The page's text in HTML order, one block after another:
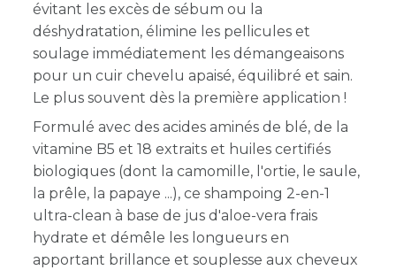
évitant les excès de sébum ou la
déshydratation, élimine les pellicules et
soulage immédiatement les démangeaisons
pour un cuir chevelu apaisé, équilibré et sain.
Le plus souvent dès la première application !
Formulé avec des acides aminés de blé, de la
vitamine B5 et 18 extraits et huiles certifiés
biologiques (dont la camomille, l'ortie, le saule,
la prêle, la papaye ...), ce shampoing 2-en-1
ultra-clean à base de jus d'aloe-vera frais
hydrate et démêle les longueurs en
apportant brillance et souplesse aux cheveux